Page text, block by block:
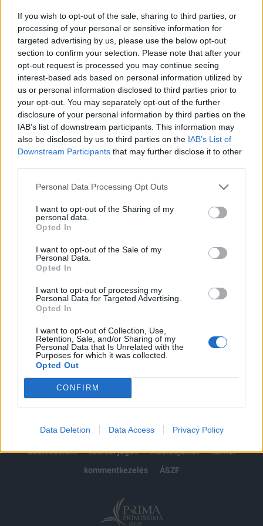
If you wish to opt-out of the sale, sharing to third parties, or
processing of your personal or sensitive information for
targeted advertising by us, please use the below opt-out
section to confirm your selection. Please note that after your
opt-out request is processed you may continue seeing
interest-based ads based on personal information utilized by
us or personal information disclosed to third parties prior to
your opt-out. You may separately opt-out of the further
disclosure of your personal information by third parties on the
IAB’s list of downstream participants. This information may
also be disclosed by us to third parties on the IAB’s List of
Downstream Participants that may further disclose it to other
Personal Data Processing Opt Outs
I want to opt-out of the Sharing of my
personal data.
Opted In
I want to opt-out of the Sale of my
Personal Data.
Opted In
I want to opt-out of processing my
Personal Data for Targeted Advertising.
Opted In
I want to opt-out of Collection, Use,
Retention, Sale, and/or Sharing of my
Personal Data that Is Unrelated with the
Purposes for which it was collected.
Opted Out
CONFIRM
Data Deletion Data Access Privacy Policy
„Bár egyáltalán nem értek egyet a választás eredményével
és a tények engem támasztanak alá, január 20-án ettől
függetlenül békés hatalomátadás lesz” – nyilatkozta
Trump elnök Dan Scavino médiamenedzserének Twitterén
keresztül. Hozzátette: tovább „harcol” majd, hogy „csak a
legális szavazatokat számítsák be.” Azért Dan Scavinónál
posztolt Trump, mert...
KEDVES OLVASÓNK!
A keresett cikk a portfolio.hu hírarchívumához
tartozik, melynek olvasása előfizetéses
regisztrációhoz kötött.
Az előfizetés a következőket tartalmazza:
Portfolio.hu teljes cikkarchívum
Kötéslisták: BÉT elmúlt 2 év napon belüli
kötéslistái
impresszum
jogi nyilatkozat
süti beállítások
adatvédelem
szerzői jogok médiaajánlat
karrier
kommentkezelés
ÁSZF